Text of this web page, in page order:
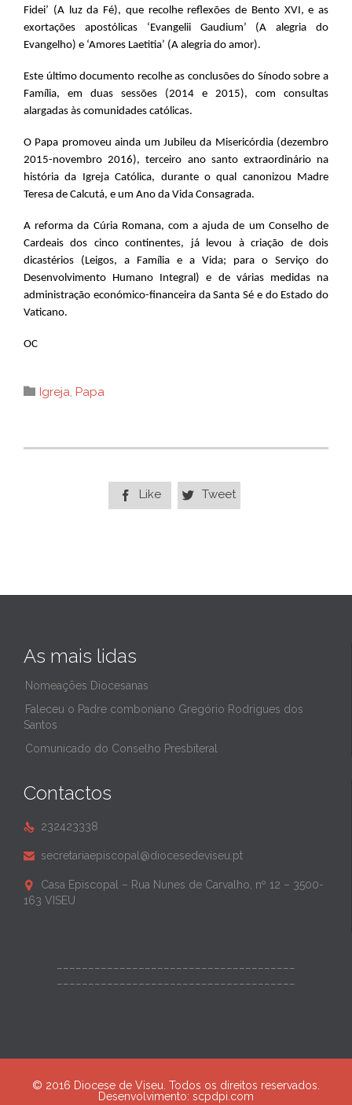
Fidei’ (A luz da Fé), que recolhe reflexões de Bento XVI, e as
exortações apostólicas ‘Evangelii Gaudium’ (A alegria do
Evangelho) e ‘Amores Laetitia’ (A alegria do amor).
Este último documento recolhe as conclusões do Sínodo sobre a
Família, em duas sessões (2014 e 2015), com consultas
alargadas às comunidades católicas.
O Papa promoveu ainda um Jubileu da Misericórdia (dezembro
2015-novembro 2016), terceiro ano santo extraordinário na
história da Igreja Católica, durante o qual canonizou Madre
Teresa de Calcutá, e um Ano da Vida Consagrada.
A reforma da Cúria Romana, com a ajuda de um Conselho de
Cardeais dos cinco continentes, já levou à criação de dois
dicastérios (Leigos, a Família e a Vida; para o Serviço do
Desenvolvimento Humano Integral) e de várias medidas na
administração económico-financeira da Santa Sé e do Estado do
Vaticano.
OC
 Category
Igreja, Papa
 Like  Tweet
As mais lidas
Nomeações Diocesanas
Faleceu o Padre comboniano Gregório Rodrigues dos
Santos
Comunicado do Conselho Presbiteral
Contactos
 232423338
 secretariaepiscopal@diocesedeviseu.pt

Casa Episcopal – Rua Nunes de Carvalho, nº 12 – 3500-
163 VISEU
© 2016 Diocese de Viseu. Todos os direitos reservados.
Desenvolvimento: scpdpi.com